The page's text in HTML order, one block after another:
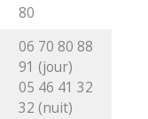
80
06 70 80 88
91 (jour)
05 46 41 32
32 (nuit)